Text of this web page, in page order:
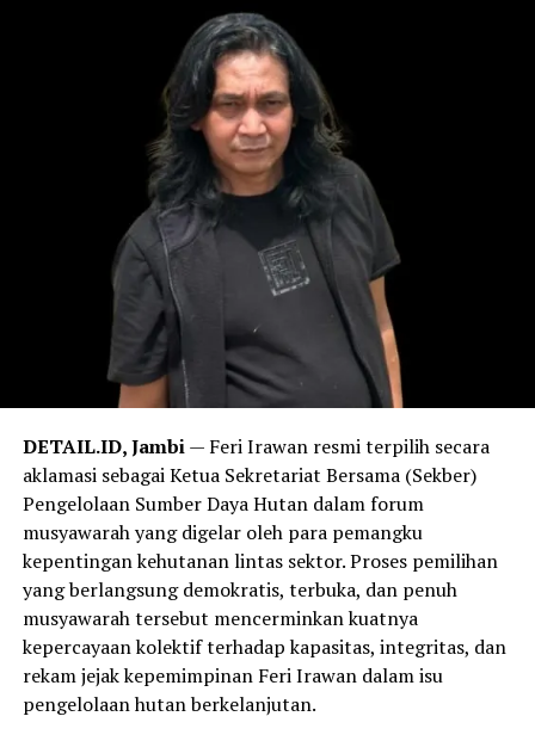
DETAIL.ID, Jambi— Feri Irawan resmi terpilih secara
aklamasi sebagai Ketua Sekretariat Bersama (Sekber)
Pengelolaan Sumber Daya Hutan dalam forum
musyawarah yang digelar oleh para pemangku
kepentingan kehutanan lintas sektor. Proses pemilihan
yang berlangsung demokratis, terbuka, dan penuh
musyawarah tersebut mencerminkan kuatnya
kepercayaan kolektif terhadap kapasitas, integritas, dan
rekam jejak kepemimpinan Feri Irawan dalam isu
pengelolaan hutan berkelanjutan.